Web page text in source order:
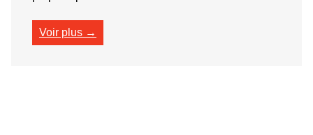
Voir plus →